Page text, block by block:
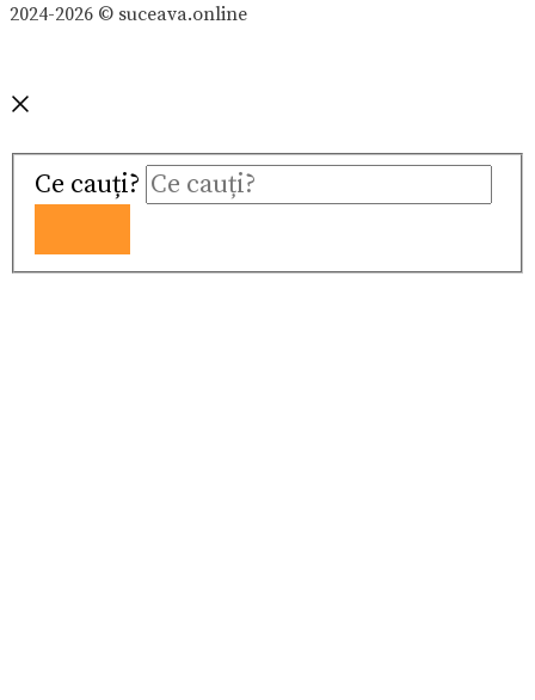
2024-2026 © suceava.online
Ce cauți?